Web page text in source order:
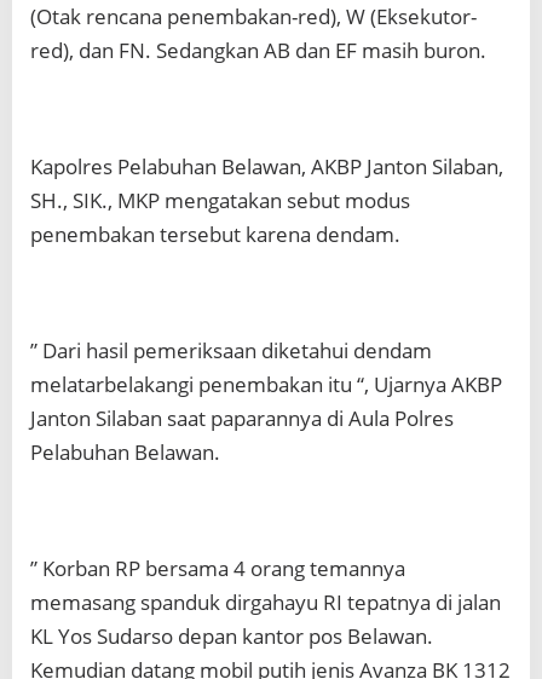
(Otak rencana penembakan-red), W (Eksekutor-
red), dan FN. Sedangkan AB dan EF masih buron.
Kapolres Pelabuhan Belawan, AKBP Janton Silaban,
SH., SIK., MKP mengatakan sebut modus
penembakan tersebut karena dendam.
” Dari hasil pemeriksaan diketahui dendam
melatarbelakangi penembakan itu “, Ujarnya AKBP
Janton Silaban saat paparannya di Aula Polres
Pelabuhan Belawan.
” Korban RP bersama 4 orang temannya
memasang spanduk dirgahayu RI tepatnya di jalan
KL Yos Sudarso depan kantor pos Belawan.
Kemudian datang mobil putih jenis Avanza BK 1312